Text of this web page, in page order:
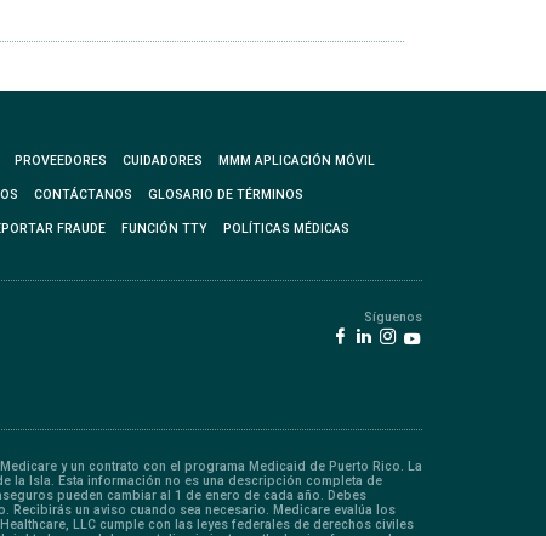
PROVEEDORES CUIDADORES MMM APLICACIÓN MÓVIL
CONTÁCTANOS GLOSARIO DE TÉRMINOS
FRAUDE FUNCIÓN TTY POLÍTICAS MÉDICAS
Síguenos
y un contrato con el programa Medicaid de Puerto Rico. La
la Isla. Esta información no es una descripción completa de
pueden cambiar al 1 de enero de cada año. Debes
Recibirás un aviso cuando sea necesario. Medicare evalúa los
LLC cumple con las leyes federales de derechos civiles